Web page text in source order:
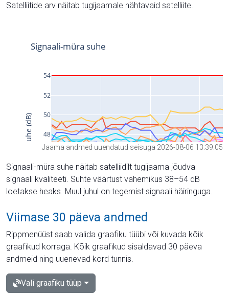
Satelliitide arv näitab tugijaamale nähtavaid satelliite.
Jaama andmed uuendatud seisuga 2026-08-06 13:39:05
Signaali-müra suhe näitab satelliidilt tugijaama jõudva
signaali kvaliteeti. Suhte väärtust vahemikus 38–54 dB
loetakse heaks. Muul juhul on tegemist signaali häiringuga.
Viimase 30 päeva andmed
Rippmenüüst saab valida graafiku tüübi või kuvada kõik
graafikud korraga. Kõik graafikud sisaldavad 30 päeva
andmeid ning uuenevad kord tunnis.
Vali graafiku tüüp